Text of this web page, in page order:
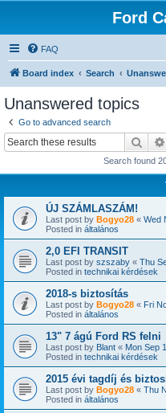
Ford
FAQ
Board index Search
Unanswered topics
Go to advanced search
Search found
ÚJ SZÁMLASZÁM!
Last post by Bogyo28 « Wed
Posted in általános
2,0 EFI TRANSIT
Last post by szszaby « Thu
Posted in technikai kérdések
2018-s biztosítás
Last post by Bogyo28 « Fri
Posted in általános
13" 7 ágú Ford RS felni
Last post by Blant « Mon Sep
Posted in technikai kérdések
2015 évi tagdíj és
Last post by Bogyo28 « Thu
Posted in általános